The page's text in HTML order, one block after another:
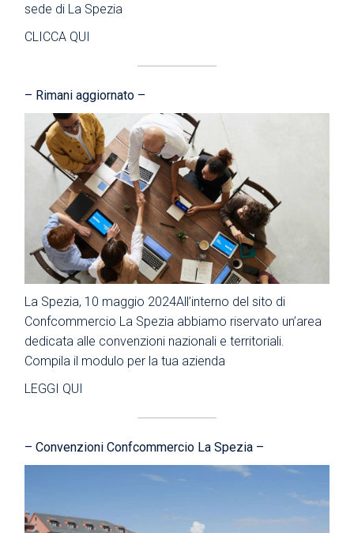
sede di La Spezia
CLICCA QUI
– Rimani aggiornato –
La Spezia, 10 maggio 2024All’interno del sito di
Confcommercio La Spezia abbiamo riservato un’area
dedicata alle convenzioni nazionali e territoriali.
Compila il modulo per la tua azienda
LEGGI QUI
– Convenzioni Confcommercio La Spezia –